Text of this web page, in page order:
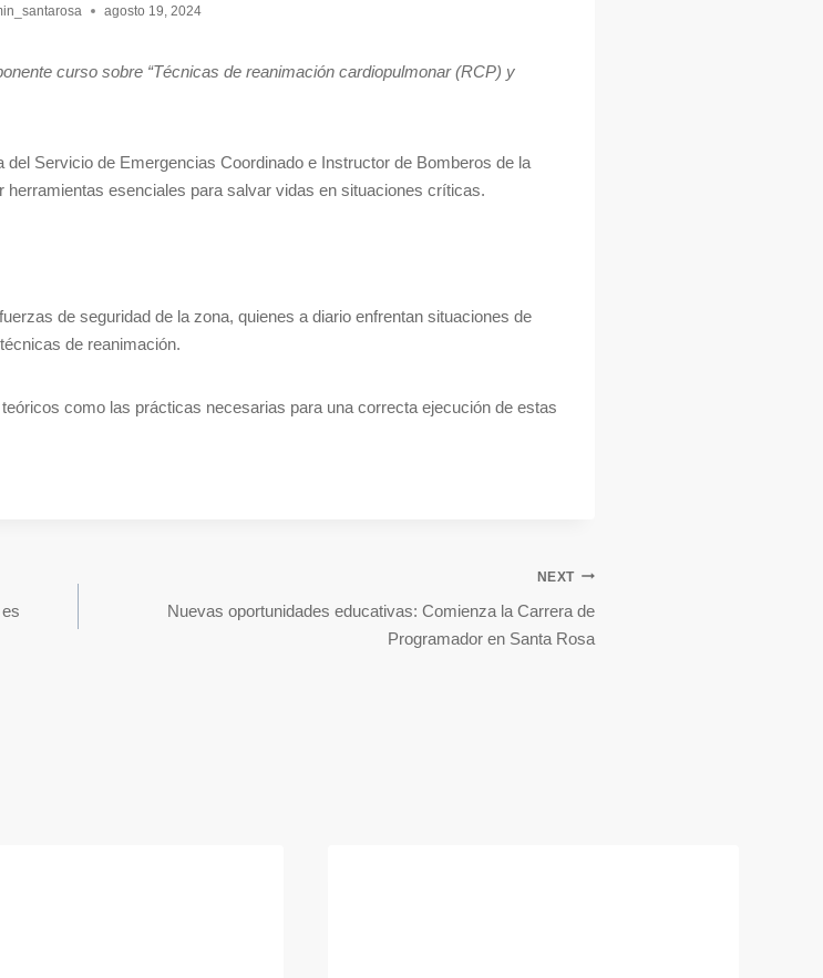
agosto 19, 2024
curso sobre “Técnicas de reanimación cardiopulmonar (RCP) y
Servicio de Emergencias Coordinado e Instructor de Bomberos de la
esenciales para salvar vidas en situaciones críticas.
de seguridad de la zona, quienes a diario enfrentan situaciones de
de reanimación.
como las prácticas necesarias para una correcta ejecución de estas
NEXT
Nuevas oportunidades educativas: Comienza la Carrera de
Programador en Santa Rosa